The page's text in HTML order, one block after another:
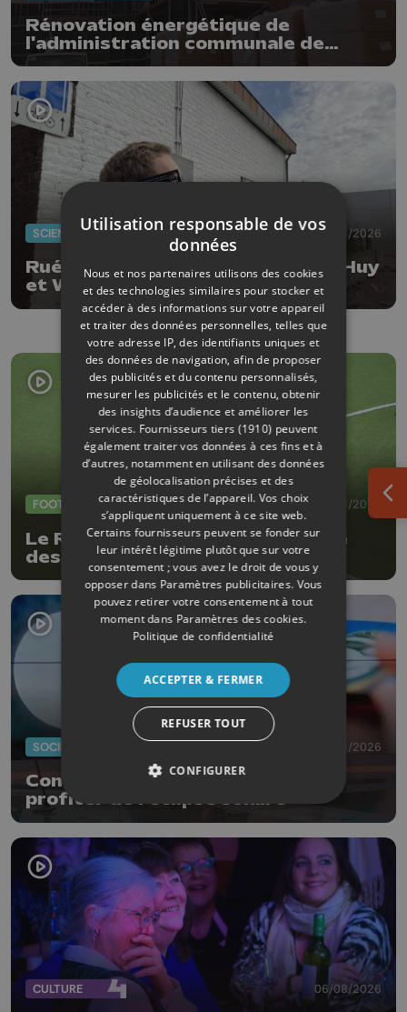
Rénovation énergétique de
l'administration communale de
Berloz
SCIENCES 06/08/2026
Ruée sur les lunettes d'éclipse à Huy
et Wanze
FOOTBALL 06/08/2026
Le RFC Liège et Stockay à l'heure
des grands chantiers
SOCIÉTÉ 06/08/2026
Conseils et précautions pour
profiter de l'éclipse solaire
CULTURE 06/08/2026
Utilisation responsable de vos
données
Nous et nos partenaires utilisons des cookies
et des technologies similaires pour stocker et
accéder à des informations sur votre appareil
et traiter des données personnelles, telles que
votre adresse IP, des identifiants uniques et
des données de navigation, afin de proposer
des publicités et du contenu personnalisés,
mesurer les publicités et le contenu, obtenir
des insights d’audience et améliorer les
services. Fournisseurs tiers (1910) peuvent
également traiter vos données à ces fins et à
d’autres, notamment en utilisant des données
de géolocalisation précises et des
caractéristiques de l’appareil. Vos choix
s’appliquent uniquement à ce site web.
Certains fournisseurs peuvent se fonder sur
leur intérêt légitime plutôt que sur votre
consentement ; vous avez le droit de vous y
opposer dans Paramètres publicitaires. Vous
pouvez retirer votre consentement à tout
moment dans Paramètres des cookies.
Politique de confidentialité
ACCEPTER & FERMER
REFUSER TOUT
CONFIGURER